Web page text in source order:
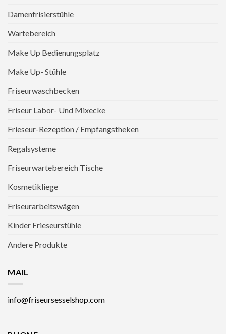
Damenfrisierstühle
Wartebereich
Make Up Bedienungsplatz
Make Up- Stühle
Friseurwaschbecken
Friseur Labor- Und Mixecke
Frieseur-Rezeption / Empfangstheken
Regalsysteme
Friseurwartebereich Tische
Kosmetikliege
Friseurarbeitswägen
Kinder Frieseurstühle
Andere Produkte
MAIL
info@friseursesselshop.com